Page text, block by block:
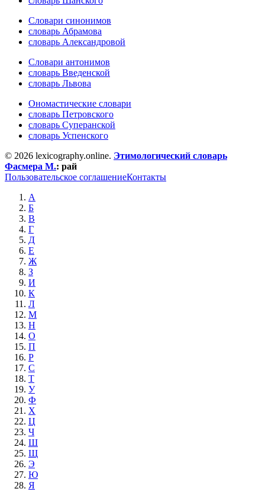
Словари синонимов
словарь Абрамова
словарь Александровой
Словари антонимов
словарь Введенской
словарь Львова
Ономастические словари
словарь Петровского
словарь Суперанской
словарь Успенского
© 2026 lexicography.online. Этимологический словарь
Фасмера М.: рай
Пользовательское соглашениеКонтакты
А
Б
В
Г
Д
Е
Ж
З
И
К
Л
М
Н
О
П
Р
С
Т
У
Ф
Х
Ц
Ч
Ш
Щ
Э
Ю
Я